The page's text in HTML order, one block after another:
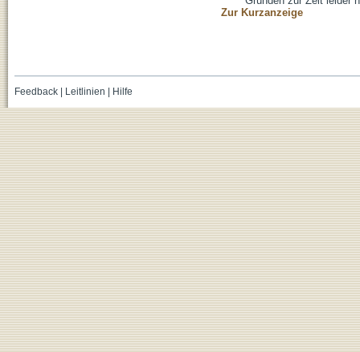
Zur Kurzanzeige
Feedback| Leitlinien Hilfe